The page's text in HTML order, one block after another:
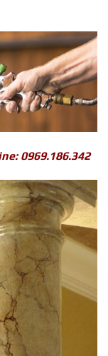
0969.186.342